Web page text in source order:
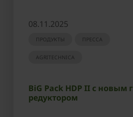
08.11.2025
ПРОДУКТЫ ПРЕССА
AGRITECHNICA
BiG Pack HDP II с новым
редуктором